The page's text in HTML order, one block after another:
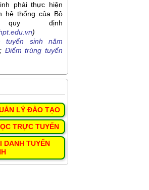
phải thực hiện
hệ thống của Bộ
quy định
)
tuyển sinh năm
; Điểm trúng tuyển
LÝ ĐÀO TẠO
TRỰC TUYẾN
DANH TUYỂN